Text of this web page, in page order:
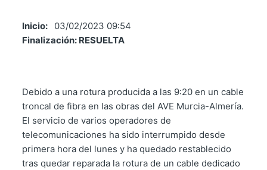
Inicio:
03/02/2023 09:54
Finalización: RESUELTA
Debido a una rotura producida a las 9:20 en un cable
troncal de fibra en las obras del AVE Murcia-Almería.
El servicio de varios operadores de
telecomunicaciones ha sido interrumpido desde
primera hora del lunes y ha quedado restablecido
tras quedar reparada la rotura de un cable dedicado